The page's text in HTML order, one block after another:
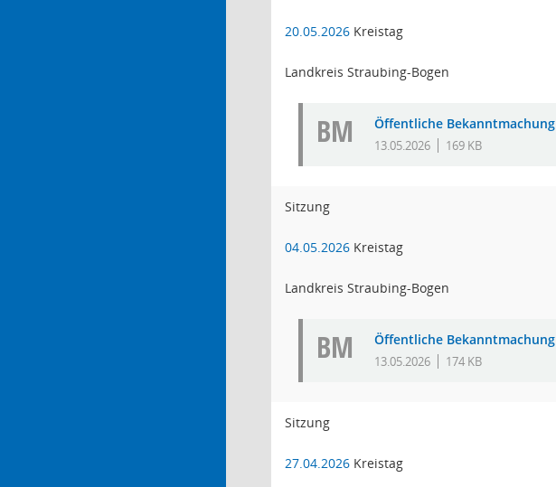
20.05.2026 Kreistag
Landkreis Straubing-Bogen
BM Öffentliche Bekanntmachung
13.05.2026 169 KB
Sitzung
04.05.2026 Kreistag
Landkreis Straubing-Bogen
BM Öffentliche Bekanntmachung
13.05.2026 174 KB
Sitzung
27.04.2026 Kreistag